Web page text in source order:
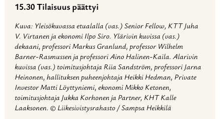
15.30 Tilaisuus päättyi
Kuva: Yleisökuvassa etualalla (vas.) Senior Fellow, KTT Juha
V. Virtanen ja ekonomi Ilpo Siro. Ylärivin kuvissa (vas.)
dekaani, professori Markus Granlund, professor Wilhelm
Barner-Rasmussen ja professori Aino Halinen-Kaila. Alarivin
kuvissa (vas.) toimitusjohtaja Riia Sandström, professori Jarna
Heinonen, hallituksen puheenjohtaja Heikki Hedman, Private
Investor Matti Löyttyniemi, ekonomi Mikko Ketonen,
toimitusjohtaja Jukka Korhonen ja Partner, KHT Kalle
Laaksonen. © Liikesivistysrahasto / Sampsa Heikkilä